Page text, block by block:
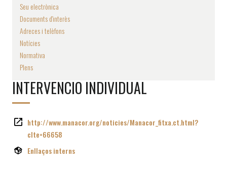
Seu electrònica
Documents d'interès
Adreces i telèfons
Notícies
Normativa
Plens
INTERVENCIO INDIVIDUAL
http://www.manacor.org/noticies/Manacor_fitxa.ct.html?
cIte=66658
Enllaços interns